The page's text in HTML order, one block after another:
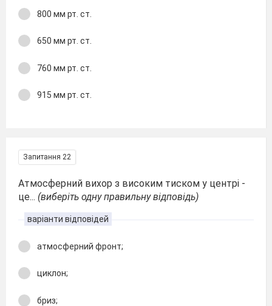
800 мм рт. ст.
650 мм рт. ст.
760 мм рт. ст.
915 мм рт. ст.
Запитання 22
Атмосферний вихор з високим тиском у центрі -
це... (виберіть одну правильну відповідь)
варіанти відповідей
атмосферний фронт;
циклон;
бриз;